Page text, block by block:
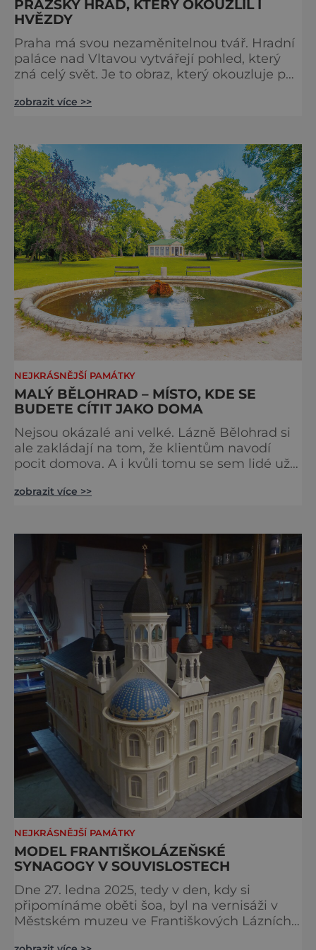
PRAŽSKÝ HRAD, KTERÝ OKOUZLIL I
HVĚZDY
Praha má svou nezaměnitelnou tvář. Hradní
paláce nad Vltavou vytvářejí pohled, který
zná celý svět. Je to obraz, který okouzluje po
jediný Čech, který by ho neznal. Pražský hrad
metropole, má ho na seznamu mí
zobrazit více >>
NEJKRÁSNĚJŠÍ PAMÁTKY
MALÝ BĚLOHRAD – MÍSTO, KDE SE
BUDETE CÍTIT JAKO DOMA
Nejsou okázalé ani velké. Lázně Bělohrad si
ale zakládají na tom, že klientům navodí
pocit domova. A i kvůli tomu se sem lidé už
lázeňské koncerty ani velkolepé akce.
nevšimne, ani se jí kolonáda vlastně neříká.
zobrazit více >>
NEJKRÁSNĚJŠÍ PAMÁTKY
MODEL FRANTIŠKOLÁZEŇSKÉ
SYNAGOGY V SOUVISLOSTECH
Dne 27. ledna 2025, tedy v den, kdy si
připomínáme oběti šoa, byl na vernisáži v
Městském muzeu ve Františkových Lázních